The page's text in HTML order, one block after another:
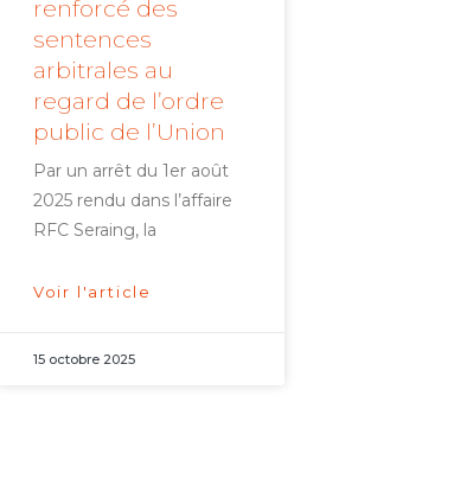
renforcé des
sentences
arbitrales au
regard de l’ordre
public de l’Union
Par un arrêt du 1er août
2025 rendu dans l’affaire
RFC Seraing, la
Voir l'article
15 octobre 2025